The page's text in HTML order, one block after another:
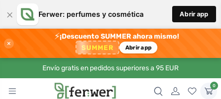
× Ferwer: perfumes y cosmética Abrir app
×
⚡¡Descuento SUMMER ahora mismo!
SUMMER Abrir app
Envío gratis en pedidos superiores a 95 EUR
0